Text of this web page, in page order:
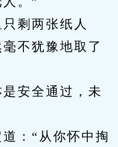
剩两张纸人
不犹豫地取了
安全通过，未
：“从你怀中掏